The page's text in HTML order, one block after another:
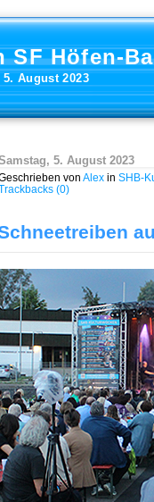
SF Höfen-
August 2023
5. August 2023
von Alex in SHB-
(0)